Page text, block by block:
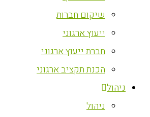
שיקום חברות
ייעוץ ארגוני
חברת ייעוץ ארגוני
הכנת תקציב ארגוני
ניהול
ניהול